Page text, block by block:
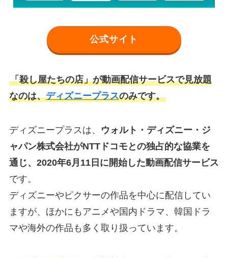
公式サイト
「殺し屋たちの店」が動画配信サービスで見放題
なのは、ディズニープラスのみです。
ディズニープラスは、
ウォルト・ディズニー・ジ
ャパン株式会社がNTTドコモとの独占的な協業を
通じ、2020年6月11日に開始した動画配信サービス
です。
ディズニーやピクサーの作品を中心に配信してい
ますが、ほかにもアニメや国内ドラマ、韓国ドラ
マや海外の作品も多く取り扱っています。